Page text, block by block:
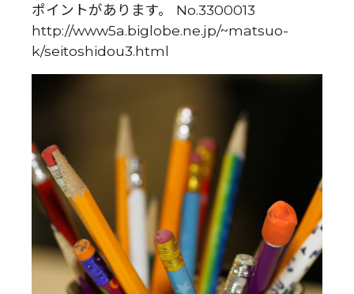
ポイントがあります。 No.3300013
http://www5a.biglobe.ne.jp/~matsuo-
k/seitoshidou3.html